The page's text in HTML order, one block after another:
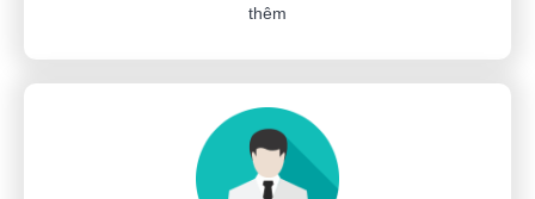
thêm